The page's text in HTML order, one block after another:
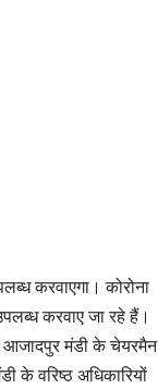
करवाएगा। कोरोना
करवाए जा रहे हैं।
आजादपुर मंडी के चेयरमैन
के वरिष्ठ अधिकारियों